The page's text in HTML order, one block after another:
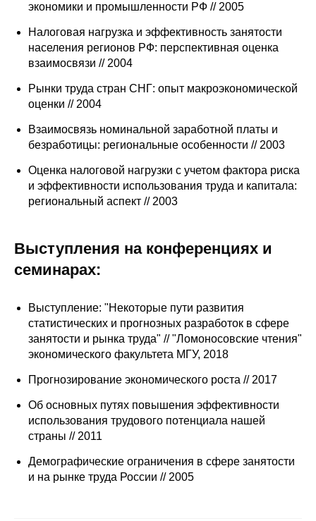
экономики и промышленности РФ // 2005
Налоговая нагрузка и эффективность занятости
населения регионов РФ: перспективная оценка
взаимосвязи // 2004
Рынки труда стран СНГ: опыт макроэкономической
оценки // 2004
Взаимосвязь номинальной заработной платы и
безработицы: региональные особенности // 2003
Оценка налоговой нагрузки с учетом фактора риска
и эффективности использования труда и капитала:
региональный аспект // 2003
Выступления на конференциях и
семинарах:
Выступление: "Некоторые пути развития
статистических и прогнозных разработок в сфере
занятости и рынка труда" // "Ломоносовские чтения"
экономического факультета МГУ, 2018
Прогнозирование экономического роста // 2017
Об основных путях повышения эффективности
использования трудового потенциала нашей
страны // 2011
Демографические ограничения в сфере занятости
и на рынке труда России // 2005